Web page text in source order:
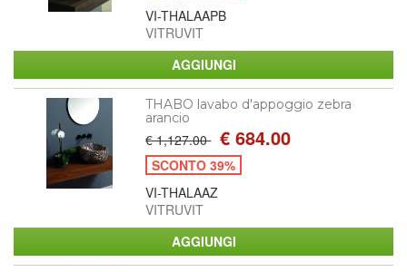
VI-THALAAPB
VITRUVIT
THABO lavabo d'appoggio zebra
arancio
€ 1,127.00 € 684.00
SCONTO 39%
VI-THALAAZ
VITRUVIT